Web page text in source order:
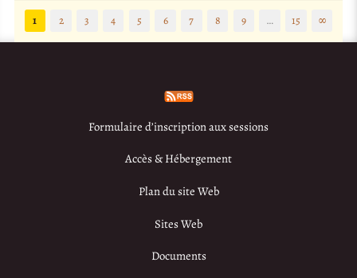
1
2 3 4 5 6 7 8 9 … 15 ∞
Formulaire d’inscription aux sessions
Accès & Hébergement
Plan du site Web
Sites Web
Documents